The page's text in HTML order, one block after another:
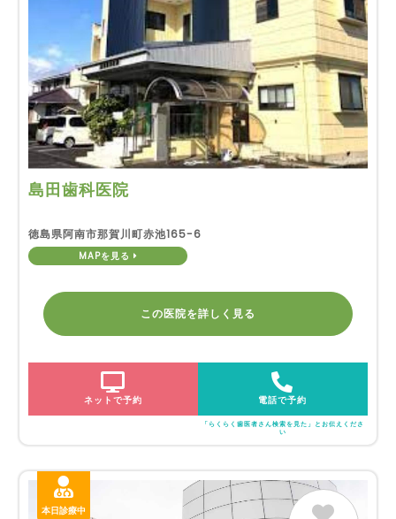
島田歯科医院
徳島県阿南市那賀川町赤池165-6
MAPを見る
この医院を詳しく見る
ネットで予約 電話で予約
「らくらく歯医者さん検索を見た」とお伝えくださ
い
本日診療中